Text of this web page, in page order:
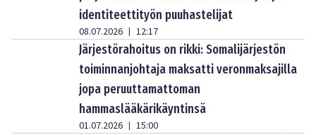
identiteettityön puuhastelijat
08.07.2026 | 12:17
Järjestörahoitus on rikki: Somalijärjestön
toiminnanjohtaja maksatti veronmaksajilla
jopa peruuttamattoman
hammaslääkärikäyntinsä
01.07.2026 | 15:00